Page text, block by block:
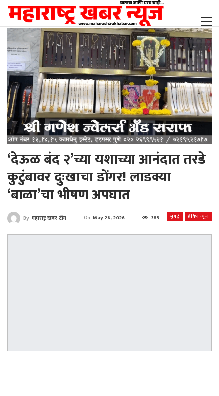
‘देऊळ बंद २’च्या यशाच्या आनंदात तरडे
कुटुंबावर दुःखाचा डोंगर! लाडक्या
‘बाळा’चा भीषण अपघात
मुंबई ब्रेकिंग न्यूज
By महाराष्ट्र खबर टीम On May 28, 2026 383